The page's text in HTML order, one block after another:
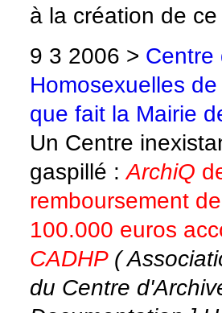
à la création de
9 3 2006 > Centre
Homosexuelles
que fait la Mairie
Un Centre
gaspillé :ArchiQ
remboursement
100.000 euros
CADHP(
du Centre